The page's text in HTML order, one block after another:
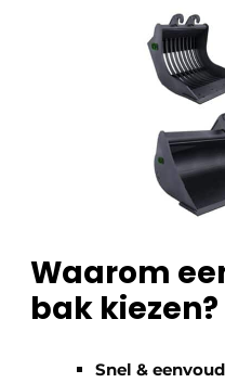
Waarom
bak kiezen?
Snel &